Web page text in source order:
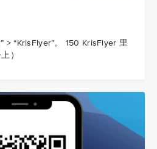
> “KrisFlyer”。 150 KrisFlyer 里
）